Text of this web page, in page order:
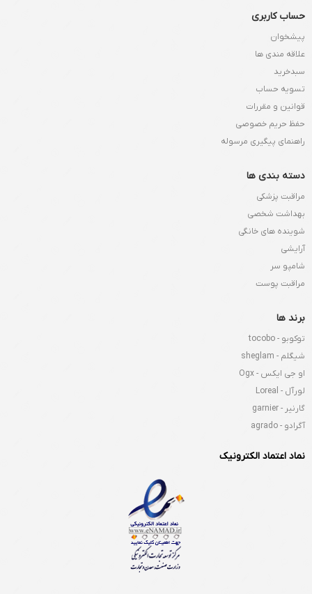
حساب کاربری
پیشخوان
علاقه مندی ها
سبدخرید
تسویه حساب
قوانین و مقررات
حفظ حریم خصوصی
راهنمای پیگیری مرسوله
دسته بندی ها
مراقبت پزشکی
بهداشت شخصی
شوینده های خانگی
آرایشی
شامپو سر
مراقبت پوست
برند ها
توکوبو - tocobo
شیگلم - sheglam
او جی ایکس - Ogx
لورآل - Loreal
گارنیر - garnier
آگرادو - agrado
نماد اعتماد الکترونیک